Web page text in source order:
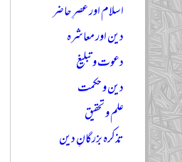
اسلام اور عصرِ حاضر
دین اور معاشرہ
دعوت و تبلیغ
دین و حکمت
علم و تحقیق
تذکرہ بزرگانِ دین